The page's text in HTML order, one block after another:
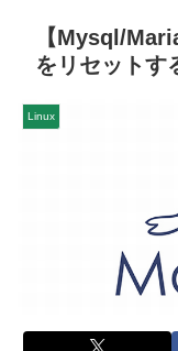
【Mysql/
をリセットす
Linux